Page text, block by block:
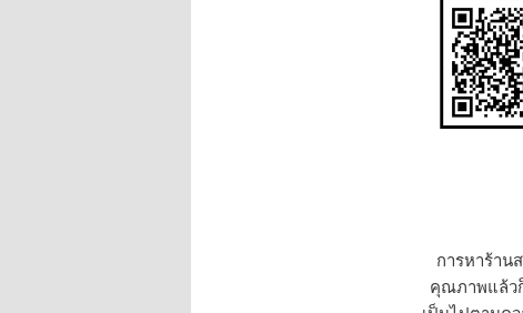
การหาร้าน
คุณภาพแล้ว